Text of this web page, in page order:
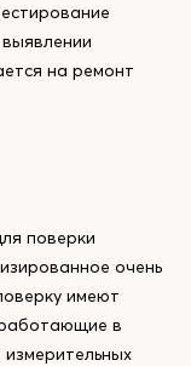
на ремонт
поверки
очень
имеют
в